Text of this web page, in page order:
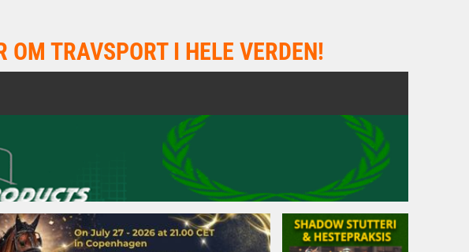
OM TRAVSPORT I HELE VERDEN!